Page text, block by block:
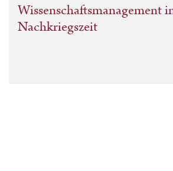
Wissenschaftsmanagement
Nachkriegszeit